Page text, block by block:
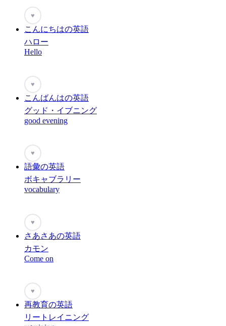
♥
こんにちはの英語
ハロー
Hello
♥
こんばんはの英語
グッド・イブニング
good evening
♥
語彙の英語
ボキャブラリー
vocabulary
♥
さあさあの英語
カモン
Come on
♥
再教育の英語
リートレイニング